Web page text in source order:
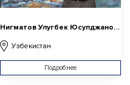
Нигматов Улугбек Юсупджанович
Узбекистан
Подробнее